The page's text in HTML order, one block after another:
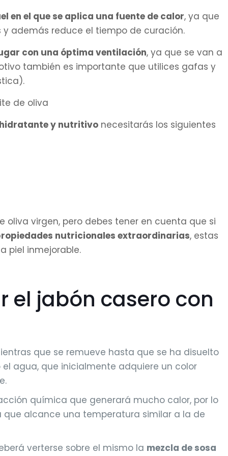
en el que se aplica una fuente de calor, ya que
además reduce el tiempo de curación.
con una óptima ventilación, ya que se van a
también es importante que utilices gafas y
y nutritivonecesitarás los siguientes
virgen, pero debes tener en cuenta que si
nutricionales extraordinarias, estas
piel inmejorable.
el jabón casero con
que se remueve hasta que se ha disuelto
agua, que inicialmente adquiere un color
química que generará mucho calor, por lo
alcance una temperatura similar a la de
verterse sobre el mismo la mezcla de sosa